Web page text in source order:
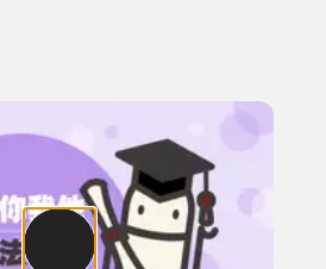
目名稱、主持人或關鍵字